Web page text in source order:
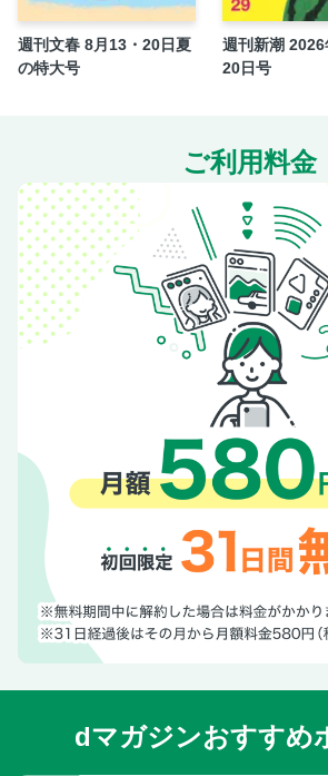
スクリーン
TEMPO
東京23区「新築マンション」は平均１
インシデント
日本ルネッサンス／櫻井よしこ
クイズ
[グラビア]足元ぐらつく舞台挨拶
[グラビア]大物の進路
[グラビア]中高年の“元祖推し活”
[グラビア]上陸不可！ 硫黄島３島を巡
俺は健康にふりまわされている／宮川サ
知られざる国旗の世界
週刊文春 8月13・20日夏
の特大号
週刊新潮 2026
20日号
ご利用料金
dマガジンおすすめ